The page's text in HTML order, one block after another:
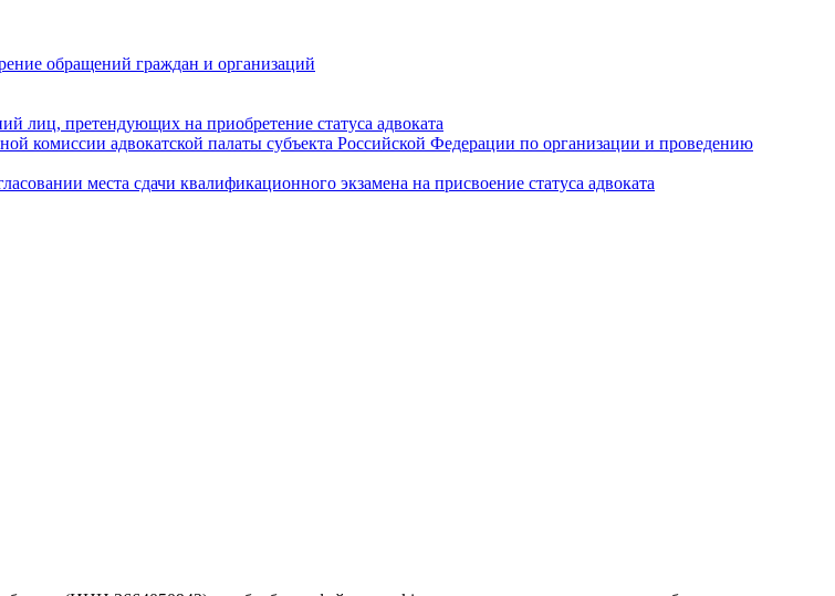
обращений граждан и организаций
лиц, претендующих на приобретение статуса адвоката
комиссии адвокатской палаты субъекта Российской Федерации по организации и проведению
места сдачи квалификационного экзамена на присвоение статуса адвоката